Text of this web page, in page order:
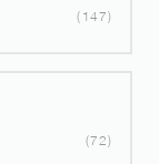
147
72